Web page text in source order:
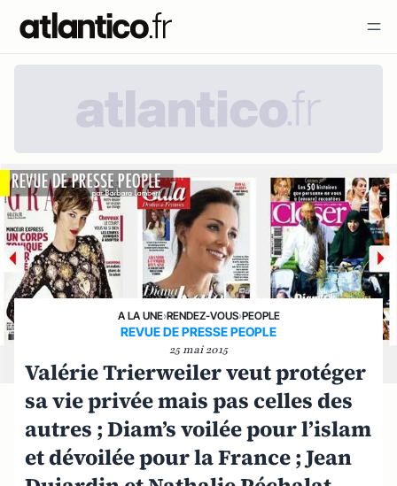
A LA UNE›RENDEZ-VOUS›PEOPLE
REVUE DE PRESSE PEOPLE
25 mai 2015
Valérie Trierweiler veut protéger
sa vie privée mais pas celles des
autres ; Diam’s voilée pour l’islam
et dévoilée pour la France ; Jean